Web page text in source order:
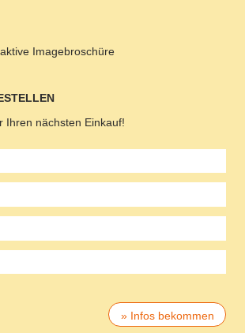
Imagebroschüre
Ihren nächsten Einkauf!
e. V. über Themen und
regionale Ereignisse (falls gewünscht
dass Sie kein Roboter sind.
grauen Regler in den farbigen
» Infos bekommen